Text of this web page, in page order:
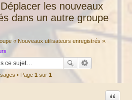
les nouveaux
dans un autre groupe
« Nouveaux utilisateurs enregistrés ».
• Page 1 sur 1
Citation